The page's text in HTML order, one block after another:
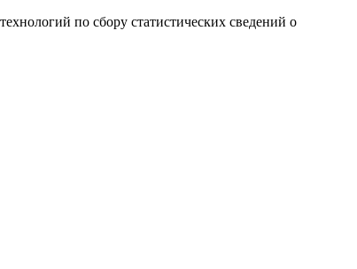
по сбору статистических сведений о